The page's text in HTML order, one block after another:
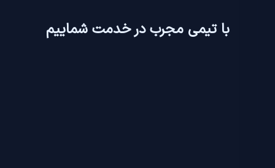
با تیمی مجرب در خدمت شماییم